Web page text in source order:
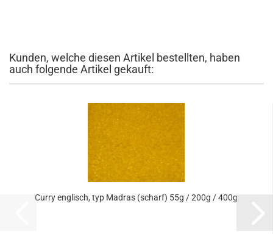
Kunden, welche diesen Artikel bestellten, haben
auch folgende Artikel gekauft:
Curry englisch, typ Madras (scharf) 55g / 200g / 400g